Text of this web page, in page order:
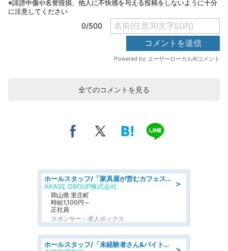
全てのコメントを見る
＞
ホールスタッフ/「家具屋が営むカフェスタッフ!」週2日～OK!嬉しいまかない付き/岡山県/浅口郡里庄町
AKASE GROUP株式会社
岡山県 里庄町
時給1,100円～
正社員
スポンサー：求人ボックス
ホールスタッフ/「未経験者さん&バイトデビューも大歓迎」残業ほぼなし×1日3時間〜勤務OK!フォロー体制も充実/広島県/広島市南区